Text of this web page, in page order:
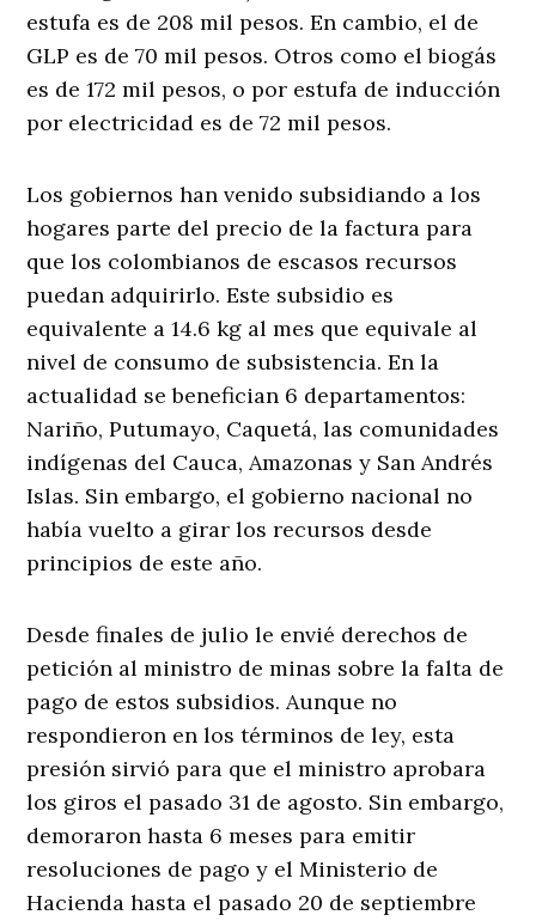
estufa es de 208 mil pesos. En cambio, el de
GLP es de 70 mil pesos. Otros como el biogás
es de 172 mil pesos, o por estufa de inducción
por electricidad es de 72 mil pesos.
Los gobiernos han venido subsidiando a los
hogares parte del precio de la factura para
que los colombianos de escasos recursos
puedan adquirirlo. Este subsidio es
equivalente a 14.6 kg al mes que equivale al
nivel de consumo de subsistencia. En la
actualidad se benefician 6 departamentos:
Nariño, Putumayo, Caquetá, las comunidades
indígenas del Cauca, Amazonas y San Andrés
Islas. Sin embargo, el gobierno nacional no
había vuelto a girar los recursos desde
principios de este año.
Desde finales de julio le envié derechos de
petición al ministro de minas sobre la falta de
pago de estos subsidios. Aunque no
respondieron en los términos de ley, esta
presión sirvió para que el ministro aprobara
los giros el pasado 31 de agosto. Sin embargo,
demoraron hasta 6 meses para emitir
resoluciones de pago y el Ministerio de
Hacienda hasta el pasado 20 de septiembre